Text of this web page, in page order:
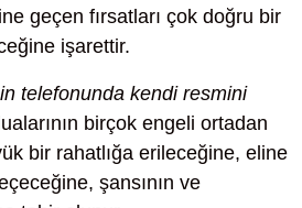
geçen fırsatları çok doğru bir
işarettir.
telefonunda kendi resmini
birçok engeli ortadan
bir rahatlığa erileceğine, eline
şansının ve